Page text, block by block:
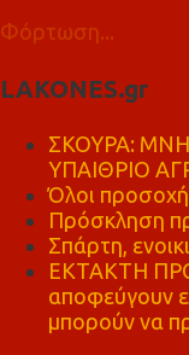
Φόρτωση...
LAKONES.gr
ΣΚΟΥΡΑ:
ΥΠΑΙΘΡΙΟ
Όλοι
Πρόσκληση
Σπάρτη,
ΕΚΤΑΚΤΗ
αποφεύγουν
μπορούν να